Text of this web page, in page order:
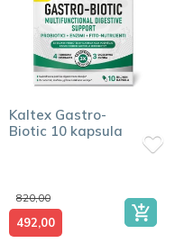
Kaltex Gastro-
Biotic 10 kapsula
820,00
492,00